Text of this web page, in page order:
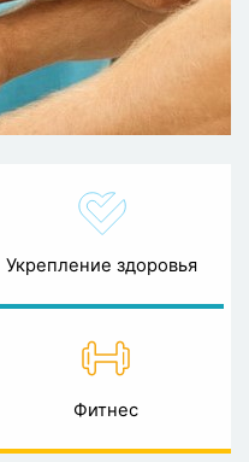
Укрепление здоровья
Фитнес